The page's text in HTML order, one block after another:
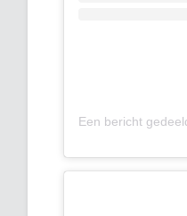
Een bericht